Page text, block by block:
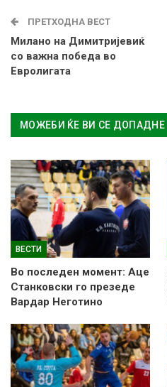
ПРЕТХОДНА ВЕСТ
Милано на Димитријевиќ
со важна победа во
Евролигата
МОЖЕБИ ЌЕ ВИ СЕ ДОПАДНЕ
ВЕСТИ
Во последен момент: Аце
Станковски го презеде
Вардар Неготино